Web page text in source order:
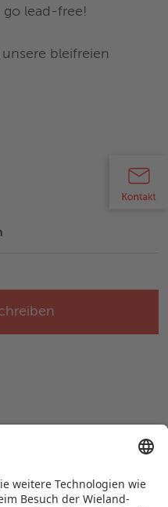
go lead-free!
bleifreien